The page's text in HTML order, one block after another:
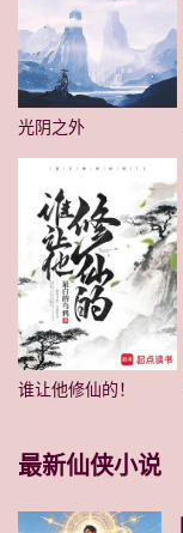
光阴之外
谁让他修仙的！
最新仙侠小说